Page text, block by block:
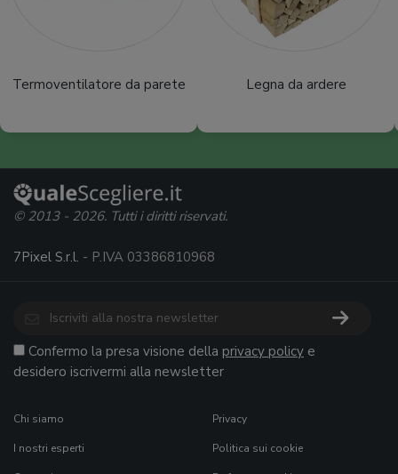
Termoventilatore da parete Legna da ardere
© 2013 - 2026. Tutti i diritti riservati.
7Pixel S.r.l. - P.IVA 03386810968
Confermo la presa visione della privacy policy e
desidero iscrivermi alla newsletter
Chi siamo
I nostri esperti
Privacy
Politica sui cookie